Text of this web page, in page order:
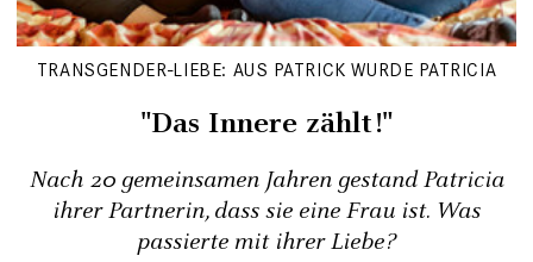
TRANSGENDER-LIEBE: AUS PATRICK WURDE PATRICIA
"Das Innere zählt!"
Nach 20 gemeinsamen ­Jahren gestand Patricia
ihrer Partnerin, dass sie eine Frau ist. Was
passierte mit ihrer Liebe?